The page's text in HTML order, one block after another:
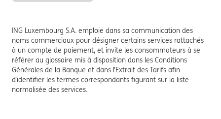
ING Luxembourg S.A. emploie dans sa communication des
noms commerciaux pour désigner certains services rattachés
à un compte de paiement, et invite les consommateurs à se
référer au glossaire mis à disposition dans les Conditions
Générales de la Banque et dans l’Extrait des Tarifs afin
d’identifier les termes correspondants figurant sur la liste
normalisée des services.